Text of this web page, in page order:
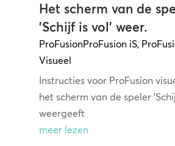
Het scherm van de
'Schijf is vol' weer.
ProFusionProFusion iS,
Visueel
Instructies voor ProFusion
het scherm van de speler
weergeeft
meer lezen